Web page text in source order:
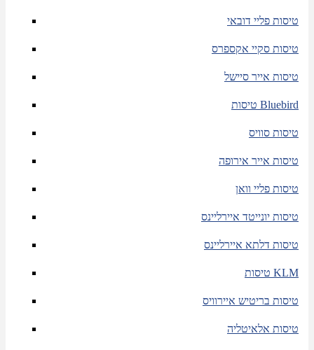
טיסות פליי דובאי
טיסות סקיי אקספרס
טיסות אייר סיישל
טיסות Bluebird
טיסות סוויס
טיסות אייר אירופה
טיסות פליי וואן
טיסות יונייטד איירליינס
טיסות דלתא איירליינס
טיסות KLM
טיסות בריטיש איירוויס
טיסות אלאיטליה